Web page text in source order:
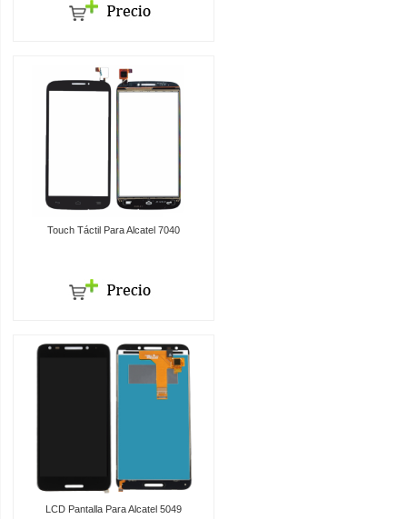
Touch Táctil Para Alcatel 7040
LCD Pantalla Para Alcatel 5049